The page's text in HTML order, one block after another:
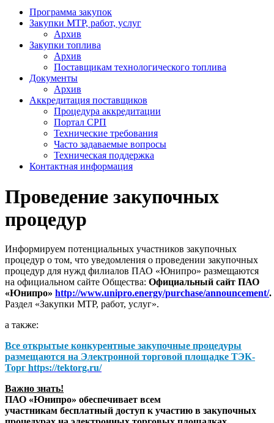
Программа закупок
Закупки МТР, работ, услуг
Архив
Закупки топлива
Архив
Поставщикам технологического топлива
Документы
Архив
Аккредитация поставщиков
Процедура аккредитации
Портал СРП
Технические требования
Часто задаваемые вопросы
Техническая поддержка
Контактная информация
Проведение закупочных
процедур
Информируем потенциальных участников закупочных
процедур о том, что уведомления о проведении закупочных
процедур для нужд филиалов ПАО «Юнипро» размещаются
на официальном сайте Общества: Официальный сайт ПАО
«Юнипро» http://www.unipro.energy/purchase/announcement/.
Раздел «Закупки МТР, работ, услуг».
а также:
Все открытые конкурентные закупочные процедуры
размещаются на Электронной торговой площадке ТЭК-
Торг https://tektorg.ru/
Важно знать!
ПАО «Юнипро» обеспечивает всем
участникам бесплатный доступ к участию в закупочных